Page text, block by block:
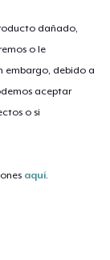
dañado,
o le
embargo, debido a
aceptar
o si
aquí.